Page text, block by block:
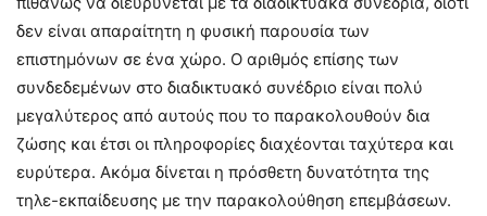
δεν είναι απαραίτητη η φυσική παρουσία των
επιστημόνων σε ένα χώρο. Ο αριθμός επίσης των
συνδεδεμένων στο διαδικτυακό συνέδριο είναι πολύ
μεγαλύτερος από αυτούς που το παρακολουθούν δια
ζώσης και έτσι οι πληροφορίες διαχέονται ταχύτερα και
ευρύτερα. Ακόμα δίνεται η πρόσθετη δυνατότητα της
τηλε-εκπαίδευσης με την παρακολούθηση επεμβάσεων.